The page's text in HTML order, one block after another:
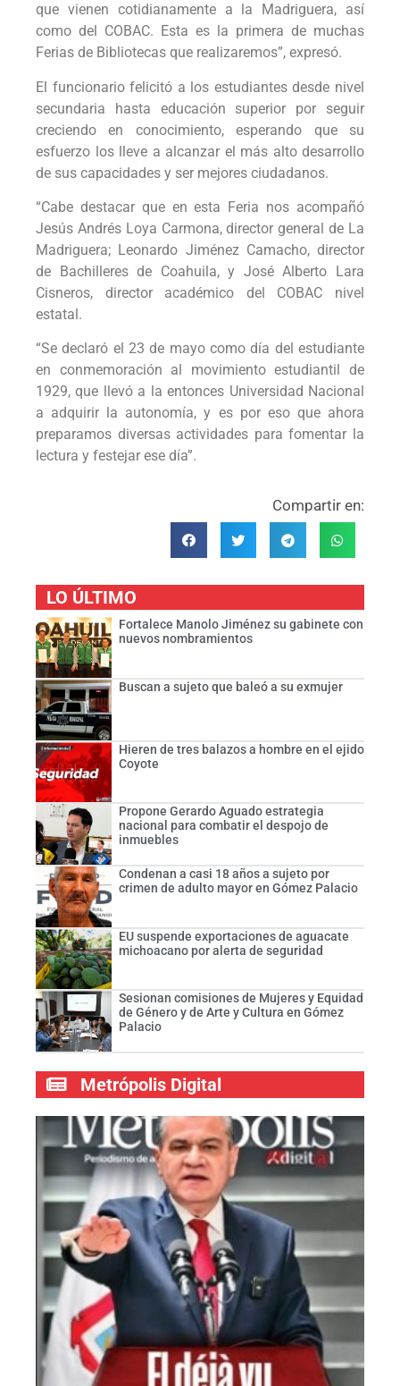
que vienen cotidianamente a la Madriguera, así
como del COBAC. Esta es la primera de muchas
Ferias de Bibliotecas que realizaremos”, expresó.
El funcionario felicitó a los estudiantes desde nivel
secundaria hasta educación superior por seguir
creciendo en conocimiento, esperando que su
esfuerzo los lleve a alcanzar el más alto desarrollo
de sus capacidades y ser mejores ciudadanos.
“Cabe destacar que en esta Feria nos acompañó
Jesús Andrés Loya Carmona, director general de La
Madriguera; Leonardo Jiménez Camacho, director
de Bachilleres de Coahuila, y José Alberto Lara
Cisneros, director académico del COBAC nivel
estatal.
“Se declaró el 23 de mayo como día del estudiante
en conmemoración al movimiento estudiantil de
1929, que llevó a la entonces Universidad Nacional
a adquirir la autonomía, y es por eso que ahora
preparamos diversas actividades para fomentar la
lectura y festejar ese día”.
Compartir en:
LO ÚLTIMO
Fortalece Manolo Jiménez su gabinete con
nuevos nombramientos
Buscan a sujeto que baleó a su exmujer
Hieren de tres balazos a hombre en el ejido
Coyote
Propone Gerardo Aguado estrategia
nacional para combatir el despojo de
inmuebles
Condenan a casi 18 años a sujeto por
crimen de adulto mayor en Gómez Palacio
EU suspende exportaciones de aguacate
michoacano por alerta de seguridad
Sesionan comisiones de Mujeres y Equidad
de Género y de Arte y Cultura en Gómez
Palacio
Metrópolis Digital